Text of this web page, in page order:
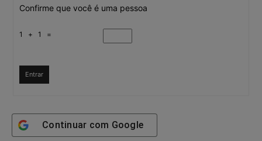
Confirme que você é uma pessoa
1 + 1 =
Entrar
Continuar com Google